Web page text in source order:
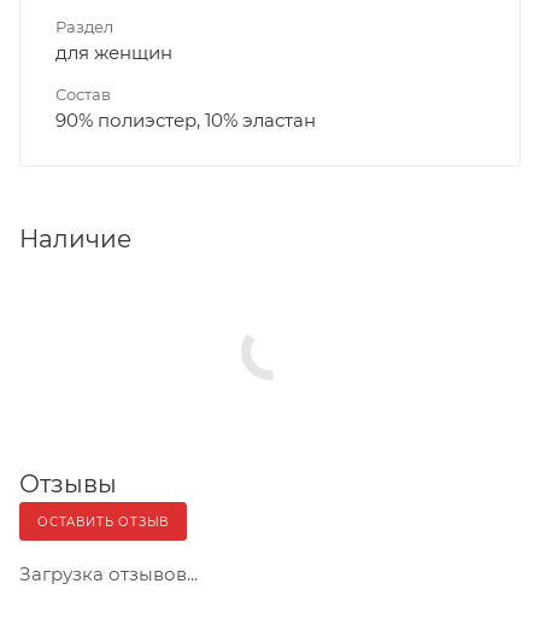
Раздел
для женщин
Состав
90% полиэстер, 10% эластан
Наличие
Отзывы
ОСТАВИТЬ ОТЗЫВ
Загрузка отзывов...